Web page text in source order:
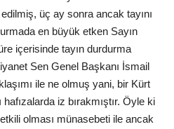
üç ay sonra ancak tayını
en büyük etken Sayın
içerisinde tayın durdurma
Sen Genel Başkanı İsmail
ile ne olmuş yani, bir Kürt
iz bırakmıştır. Öyle ki
olması münasebeti ile ancak